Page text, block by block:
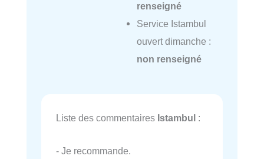
renseigné
Service Istambul
ouvert dimanche :
non renseigné
Liste des commentaires Istambul :
- Je recommande.